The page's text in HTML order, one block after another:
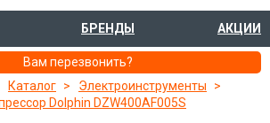
БРЕНДЫ АКЦИИ
Вам перезвонить?
Каталог
Электроинструменты
Dolphin DZW400AF005S